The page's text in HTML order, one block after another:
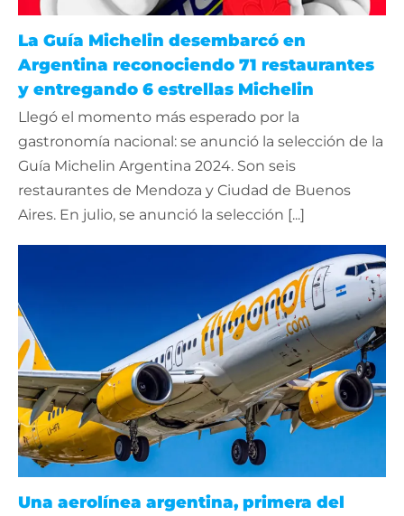
La Guía Michelin desembarcó en
Argentina reconociendo 71 restaurantes
y entregando 6 estrellas Michelin
Llegó el momento más esperado por la
gastronomía nacional: se anunció la selección de la
Guía Michelin Argentina 2024. Son seis
restaurantes de Mendoza y Ciudad de Buenos
Aires. En julio, se anunció la selección [...]
Una aerolínea argentina, primera del